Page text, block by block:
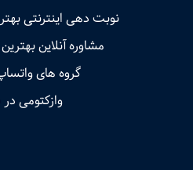
نوبت‌ دهی اینترنتی
مشاوره آنلاین
گروه های
وازکتومی در